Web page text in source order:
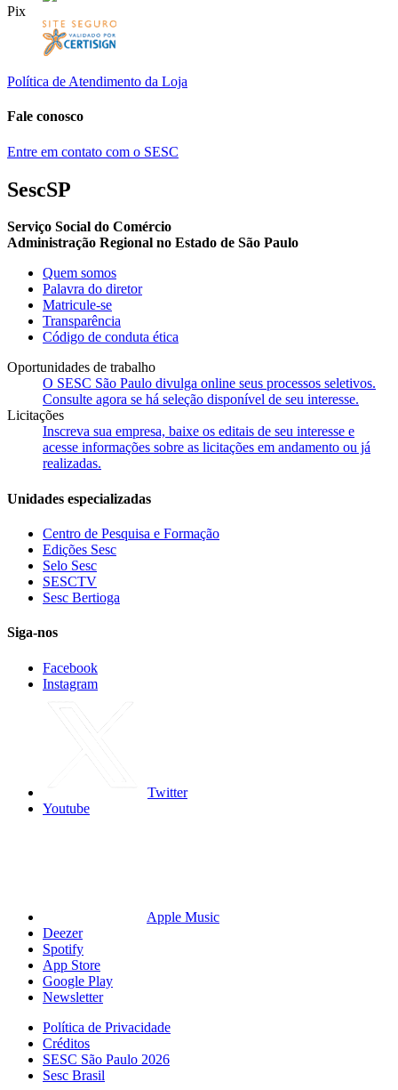
Pix
Política de Atendimento da Loja
Fale conosco
Entre em contato com o SESC
SescSP
Serviço Social do Comércio
Administração Regional no Estado de São Paulo
Quem somos
Palavra do diretor
Matricule-se
Transparência
Código de conduta ética
Oportunidades de trabalho
O SESC São Paulo divulga online seus processos seletivos.
Consulte agora se há seleção disponível de seu interesse.
Licitações
Inscreva sua empresa, baixe os editais de seu interesse e
acesse informações sobre as licitações em andamento ou já
realizadas.
Unidades especializadas
Centro de Pesquisa e Formação
Edições Sesc
Selo Sesc
SESCTV
Sesc Bertioga
Siga-nos
Facebook
Instagram
Twitter
Youtube
Apple Music
Deezer
Spotify
App Store
Google Play
Newsletter
Política de Privacidade
Créditos
SESC São Paulo 2026
Sesc Brasil